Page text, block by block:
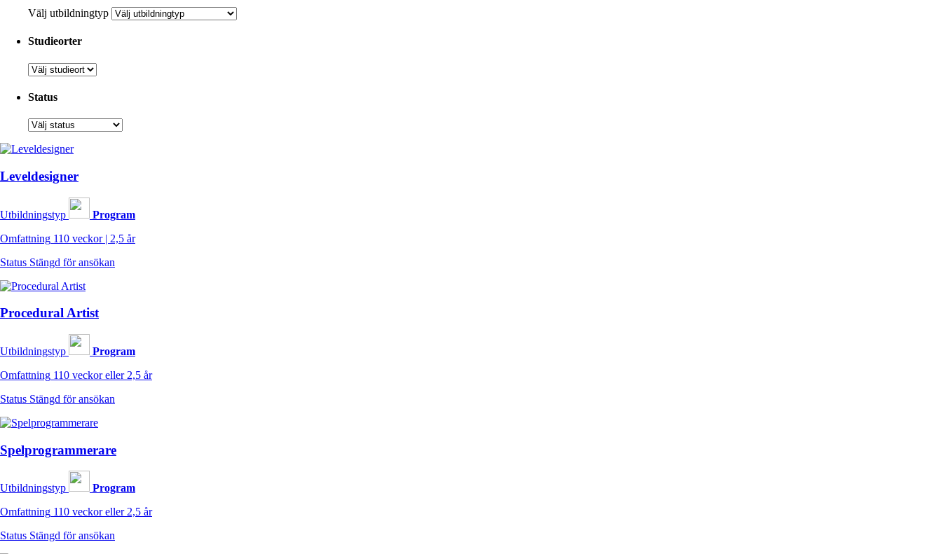
Välj utbildningtyp
Studieorter
Status
Leveldesigner
Utbildningstyp
Program
Omfattning 110 veckor | 2,5 år
Status Stängd för ansökan
Procedural Artist
Utbildningstyp
Program
Omfattning 110 veckor eller 2,5 år
Status Stängd för ansökan
Spel­programmerare
Utbildningstyp
Program
Omfattning 110 veckor eller 2,5 år
Status Stängd för ansökan